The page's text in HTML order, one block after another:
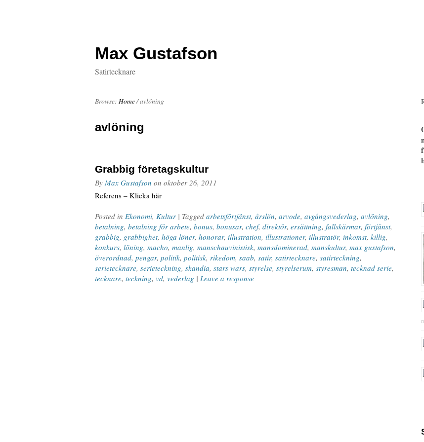
Max Gustafson
Satirtecknare
Browse: Home/avlöning
avlöning
Grabbig företagskultur
By Max Gustafson on oktober 26, 2011
Referens – Klicka här
Posted in Ekonomi, Kultur | Tagged arbetsförtjänst, årslön, arvode, avgångsvederlag, avlöning,
betalning, betalning för arbete, bonus, bonusar, chef, direktör, ersättning, fallskärmar, förtjänst,
grabbig, grabbighet, höga löner, honorar, illustration, illustrationer, illustratör, inkomst, killig,
konkurs, löning, macho, manlig, manschauvinistisk, mansdominerad, manskultur, max gustafson,
överordnad, pengar, politik, politisk, rikedom, saab, satir, satirtecknare, satirteckning,
serietecknare, serieteckning, skandia, stars wars, styrelse, styrelserum, styresman, tecknad serie,
tecknare, teckning, vd, vederlag | Leave a response